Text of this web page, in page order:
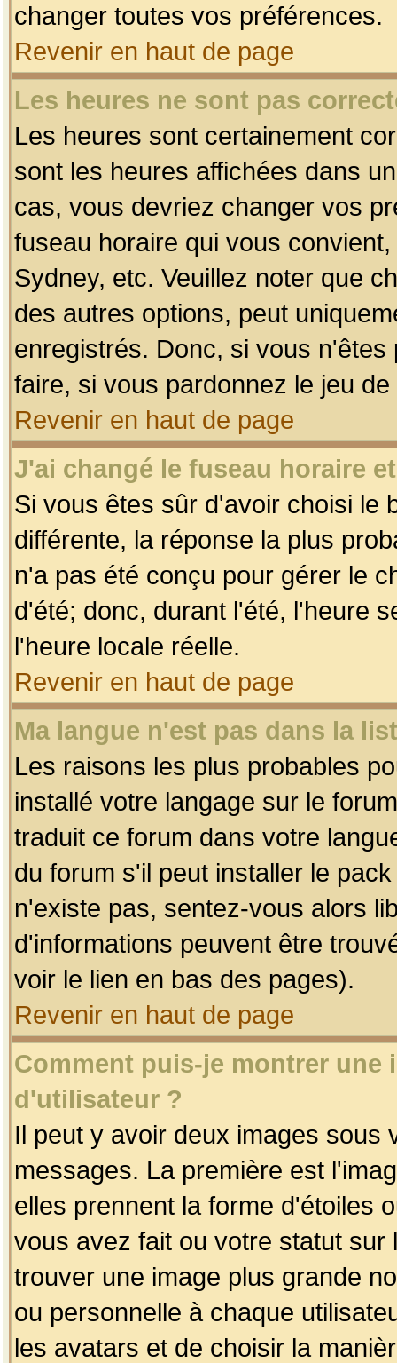
changer toutes vos préférences.
Revenir en haut de page
Les heures ne sont pas
Les heures sont certainement
sont les heures affichées dans
cas, vous devriez changer vos
fuseau horaire qui vous
Sydney, etc. Veuillez noter que
des autres options, peut
enregistrés. Donc, si vous
faire, si vous pardonnez le jeu
Revenir en haut de page
J'ai changé le fuseau horaire
Si vous êtes sûr d'avoir choisi le
différente, la réponse la plus
n'a pas été conçu pour gérer le
d'été; donc, durant l'été, l'heure
l'heure locale réelle.
Revenir en haut de page
Ma langue n'est pas dans la
Les raisons les plus probables
installé votre langage sur le
traduit ce forum dans votre
du forum s'il peut installer le
n'existe pas, sentez-vous alors
d'informations peuvent être
voir le lien en bas des pages).
Revenir en haut de page
Comment puis-je montrer une
d'utilisateur ?
Il peut y avoir deux images sous
messages. La première est
elles prennent la forme d'étoiles
vous avez fait ou votre statut
trouver une image plus grande
ou personnelle à chaque
les avatars et de choisir la